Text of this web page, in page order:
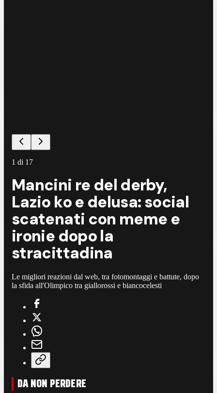
1 di 17
Mancini re del derby,
Lazio ko e delusa: social
scatenati con meme e
ironie dopo la
stracittadina
Le migliori reazioni dal web, tra fotomontaggi e battute, dopo
la sfida all'Olimpico tra giallorossi e biancocelesti
DA NON PERDERE